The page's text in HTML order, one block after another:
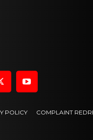
POLICY COMPLAINT